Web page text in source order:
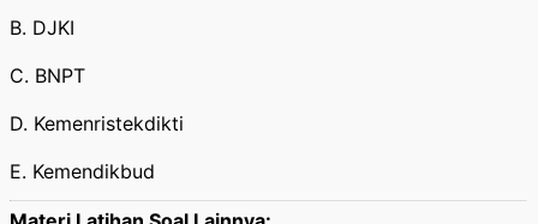
B. DJKI
C. BNPT
D. Kemenristekdikti
E. Kemendikbud